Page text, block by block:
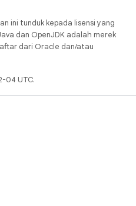
ini tunduk kepada lisensi yang
dan OpenJDK adalah merek
dari Oracle dan/atau
04 UTC.